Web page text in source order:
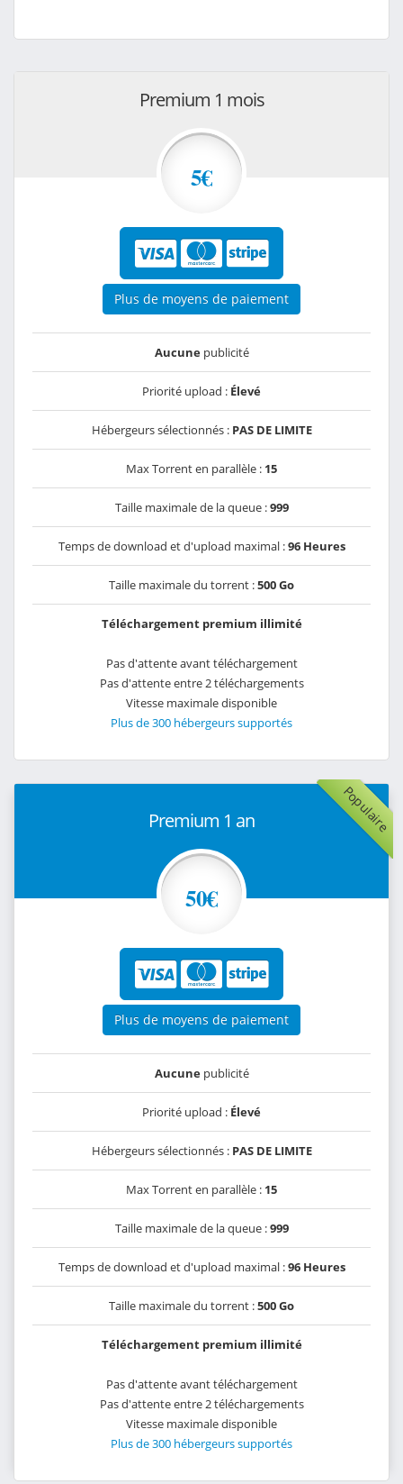
Premium 1 mois
5€
Plus de moyens de paiement
Aucunepublicité
Priorité upload : Élevé
Hébergeurs sélectionnés : PAS DE LIMITE
Max Torrent en parallèle : 15
Taille maximale de la queue :999
Temps de download et d'upload maximal :96 Heures
Taille maximale du torrent :500 Go
Téléchargement premium illimité
Pas d'attente avant téléchargement
Pas d'attente entre 2 téléchargements
Vitesse maximale disponible
Plus de 300 hébergeurs supportés
Populaire
Premium 1 an
50€
Plus de moyens de paiement
Aucunepublicité
Priorité upload : Élevé
Hébergeurs sélectionnés : PAS DE LIMITE
Max Torrent en parallèle : 15
Taille maximale de la queue :999
Temps de download et d'upload maximal :96 Heures
Taille maximale du torrent :500 Go
Téléchargement premium illimité
Pas d'attente avant téléchargement
Pas d'attente entre 2 téléchargements
Vitesse maximale disponible
Plus de 300 hébergeurs supportés